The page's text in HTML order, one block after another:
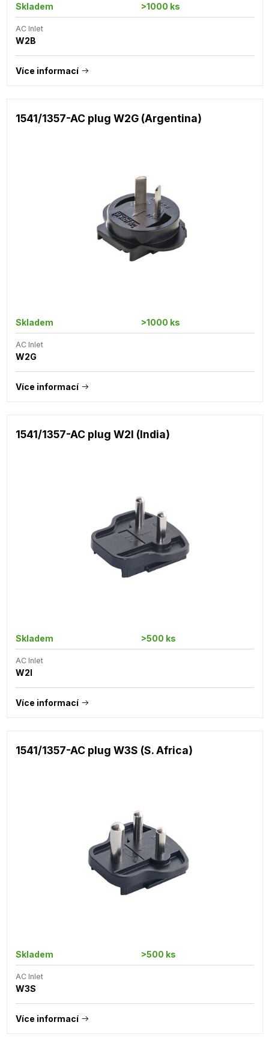
Skladem >1000 ks
AC Inlet
W2B
Více informací
1541/1357-AC plug W2G (Argentina)
Skladem >1000 ks
AC Inlet
W2G
Více informací
1541/1357-AC plug W2I (India)
Skladem >500 ks
AC Inlet
W2I
Více informací
1541/1357-AC plug W3S (S. Africa)
Skladem >500 ks
AC Inlet
W3S
Více informací